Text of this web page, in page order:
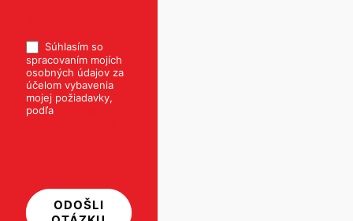
Súhlasím so
spracovaním mojích
osobných údajov za
účelom vybavenia
mojej požiadavky,
podľa
ODOŠLI